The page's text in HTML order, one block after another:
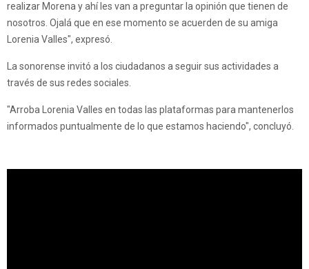
realizar Morena y ahí les van a preguntar la opinión que tienen de
nosotros. Ojalá que en ese momento se acuerden de su amiga
Lorenia Valles", expresó.
La sonorense invitó a los ciudadanos a seguir sus actividades a
través de sus redes sociales.
"Arroba Lorenia Valles en todas las plataformas para mantenerlos
informados puntualmente de lo que estamos haciendo", concluyó.